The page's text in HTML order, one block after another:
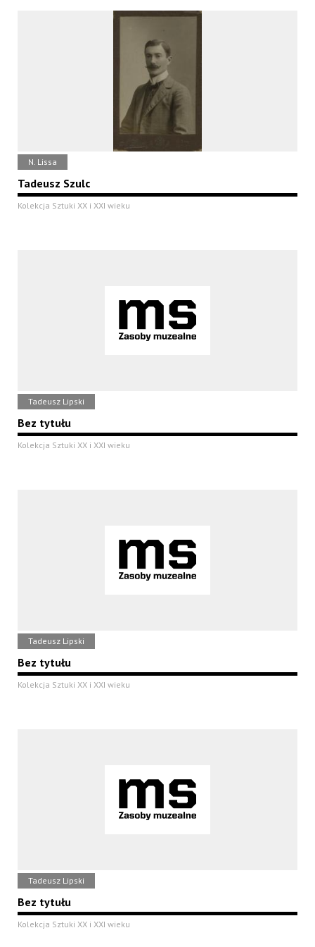
N. Lissa
Tadeusz Szulc
Kolekcja Sztuki XX i XXI wieku
Tadeusz Lipski
Bez tytułu
Kolekcja Sztuki XX i XXI wieku
Tadeusz Lipski
Bez tytułu
Kolekcja Sztuki XX i XXI wieku
Tadeusz Lipski
Bez tytułu
Kolekcja Sztuki XX i XXI wieku